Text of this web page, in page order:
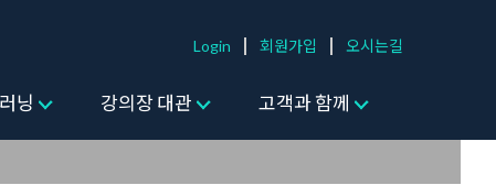
Login 회원가입 오시는길
닝 강의장 대관 고객과 함께